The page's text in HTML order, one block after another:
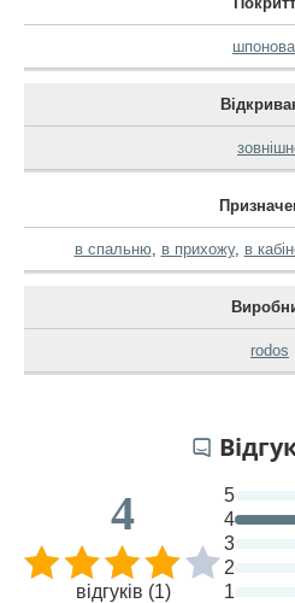
в спальню, в прихожу, в
rodos
4
відгуків (1)
5
4
3
2
1